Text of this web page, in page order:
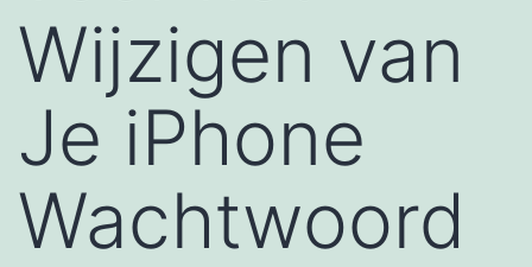
Wijzigen van
Je iPhone
Wachtwoord